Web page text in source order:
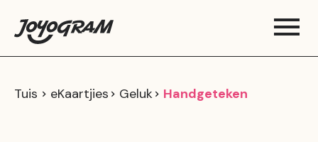
Tuis eKaartjies Geluk Handgeteken